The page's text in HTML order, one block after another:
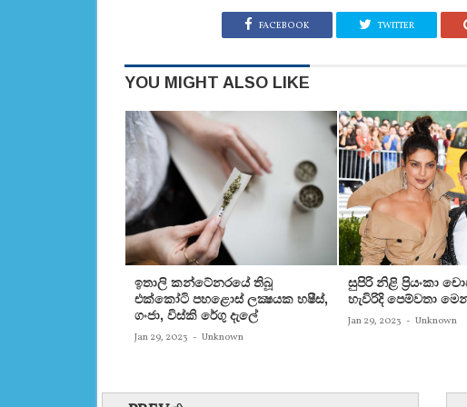
FACEBOOK TWITTER
YOU MIGHT ALSO LIKE
ඉතාලි කන්ටේනරයේ තිබූ
එක්‌කෝටි පහළොස්‌ ලක්‍ෂයක හෂීස්‌,
ගංජා, විස්‌කි රේගු දැලේ
Jan 29, 2023 - Unknown
සුපිරි නිළි ප්‍රියංකා
හැවිරිදි පෙම්වතා
Jan 29, 2023 - Unknown